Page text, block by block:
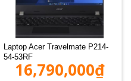
Laptop Acer Travelmate P214-
54-53RF
16,790,000₫